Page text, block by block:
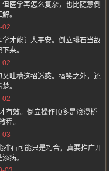
医学再怎么复杂，也比随意倒
。
02
才能让人平安。倒立排石当故
来。
02
吐槽这招迷惑。搞笑之外，还
。
02
有效。倒立操作顶多是浪漫桥
程。
03
排石可能只是巧合，真要推广开
病。